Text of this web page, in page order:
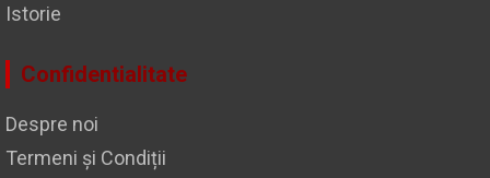
Istorie
Confidentialitate
Despre noi
Termeni și Condiții